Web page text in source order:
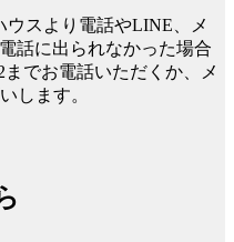
ウスより電話やLINE、メ
話に出られなかった場合
までお電話いただくか、メ
します。